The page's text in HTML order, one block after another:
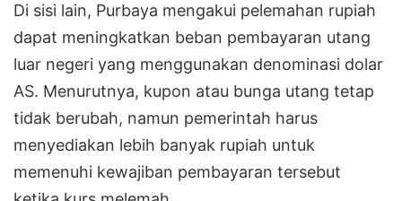
Di sisi lain, Purbaya mengakui pelemahan rupiah
dapat meningkatkan beban pembayaran utang
luar negeri yang menggunakan denominasi dolar
AS. Menurutnya, kupon atau bunga utang tetap
tidak berubah, namun pemerintah harus
menyediakan lebih banyak rupiah untuk
memenuhi kewajiban pembayaran tersebut